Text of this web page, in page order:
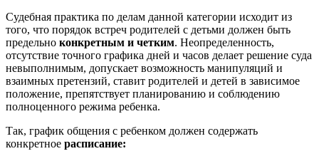
Судебная практика по делам данной категории исходит из
того, что порядок встреч родителей с детьми должен быть
предельно конкретным и четким. Неопределенность,
отсутствие точного графика дней и часов делает решение суда
невыполнимым, допускает возможность манипуляций и
взаимных претензий, ставит родителей и детей в зависимое
положение, препятствует планированию и соблюдению
полноценного режима ребенка.
Так, график общения с ребенком должен содержать
конкретное расписание: